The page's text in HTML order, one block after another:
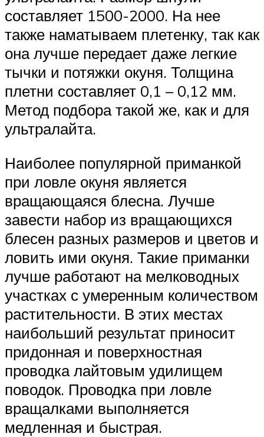
составляет 1500-2000. На нее
также наматываем плетенку, так как
она лучше передает даже легкие
тычки и потяжки окуня. Толщина
плетни составляет 0,1 – 0,12 мм.
Метод подбора такой же, как и для
ультралайта.
Наиболее популярной приманкой
при ловле окуня является
вращающаяся блесна. Лучше
завести набор из вращающихся
блесен разных размеров и цветов и
ловить ими окуня. Такие приманки
лучше работают на мелководных
участках с умеренным количеством
растительности. В этих местах
наибольший результат приносит
придонная и поверхностная
проводка лайтовым удилищем
поводок. Проводка при ловле
вращалками выполняется
медленная и быстрая.